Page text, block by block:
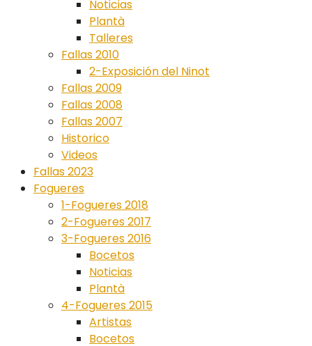
Noticias
Plantà
Talleres
Fallas 2010
2-Exposición del Ninot
Fallas 2009
Fallas 2008
Fallas 2007
Historico
Videos
Fallas 2023
Fogueres
1-Fogueres 2018
2-Fogueres 2017
3-Fogueres 2016
Bocetos
Noticias
Plantà
4-Fogueres 2015
Artistas
Bocetos